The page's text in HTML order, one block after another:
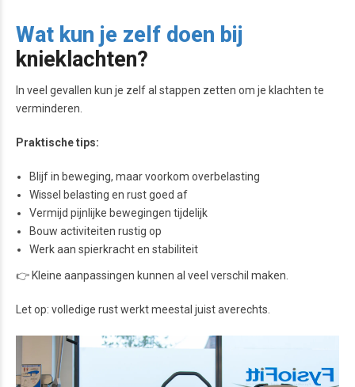
Wat kun je zelf doen bij
knieklachten?
In veel gevallen kun je zelf al stappen zetten om je klachten te
verminderen.
Praktische tips:
Blijf in beweging, maar voorkom overbelasting
Wissel belasting en rust goed af
Vermijd pijnlijke bewegingen tijdelijk
Bouw activiteiten rustig op
Werk aan spierkracht en stabiliteit
👉 Kleine aanpassingen kunnen al veel verschil maken.
Let op: volledige rust werkt meestal juist averechts.